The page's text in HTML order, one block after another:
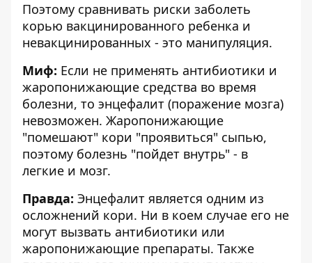
Поэтому сравнивать риски заболеть
корью вакцинированного ребенка и
невакцинированных - это манипуляция.
Миф: Если не применять антибиотики и
жаропонижающие средства во время
болезни, то энцефалит (поражение мозга)
невозможен. Жаропонижающие
"помешают" кори "проявиться" сыпью,
поэтому болезнь "пойдет внутрь" - в
легкие и мозг.
Правда: Энцефалит является одним из
осложнений кори. Ни в коем случае его не
могут вызвать антибиотики или
жаропонижающие препараты. Также